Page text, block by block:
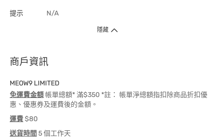
提示 N/A
隱藏
商戶資訊
MEOW9 LIMITED
免運費金額 帳單總額* 滿$350 *註： 帳單淨總額指扣除商品折扣優
惠、優惠券及運費後的金額。
運費$80
送貨時間 5 個工作天